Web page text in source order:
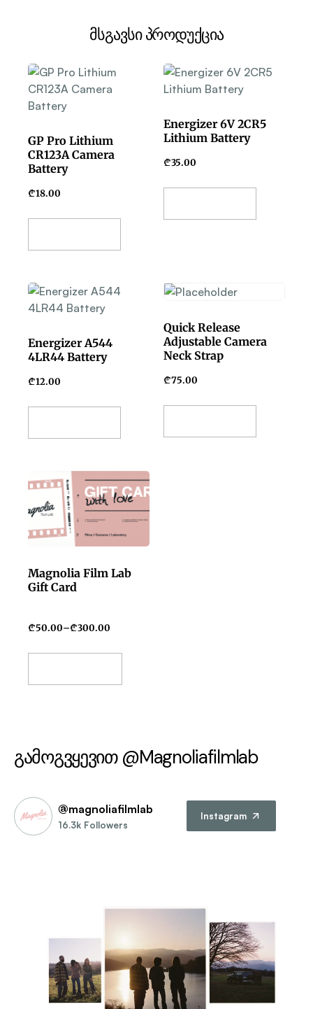
მსგავსი პროდუქცია
GP Pro Lithium
CR123A Camera
Battery
₾18.00
Energizer 6V 2CR5
Lithium Battery
₾35.00
Energizer A544
4LR44 Battery
₾12.00
Quick Release
Adjustable Camera
Neck Strap
₾75.00
Magnolia Film Lab
Gift Card
₾50.00–₾300.00
გამოგვყევით @Magnoliafilmlab
@magnoliafilmlab
16.3k Followers
Instagram